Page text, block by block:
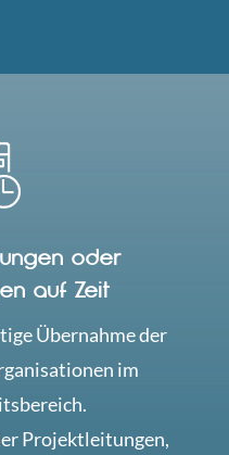
oder
auf Zeit
Übernahme der
im
Projektleitungen,